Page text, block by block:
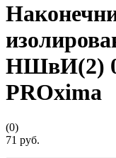
НШвИ(2)
PROxima
(0)
71 руб.